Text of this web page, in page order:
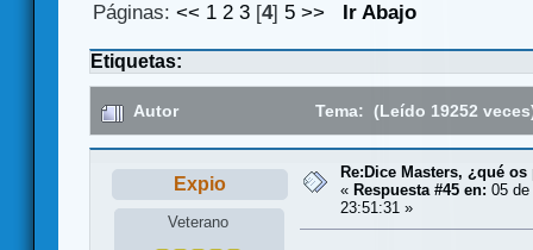
Páginas:<< 1 2 3 [4] 5 >> Ir Abajo
Etiquetas:
Autor Tema: (Leído 19252
Expio
Veterano
Re:Dice Masters, ¿qué os
« Respuesta #45 en: 05
23:51:31 »